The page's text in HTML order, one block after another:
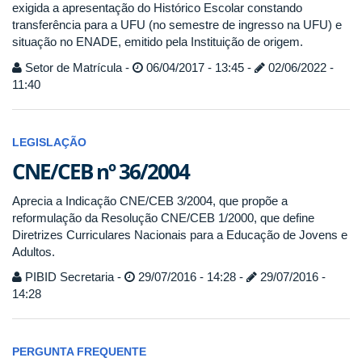
exigida a apresentação do Histórico Escolar constando
transferência para a UFU (no semestre de ingresso na UFU) e
situação no ENADE, emitido pela Instituição de origem.
Setor de Matrícula -
06/04/2017 - 13:45 -
02/06/2022 -
11:40
LEGISLAÇÃO
CNE/CEB nº 36/2004
Aprecia a Indicação CNE/CEB 3/2004, que propõe a
reformulação da Resolução CNE/CEB 1/2000, que define
Diretrizes Curriculares Nacionais para a Educação de Jovens e
Adultos.
PIBID Secretaria -
29/07/2016 - 14:28 -
29/07/2016 -
14:28
PERGUNTA FREQUENTE